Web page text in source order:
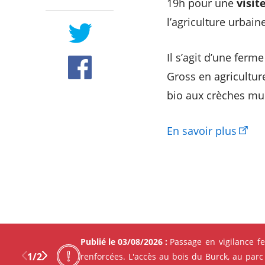
1/2
Publié le 03/08/2026 : Passage en vigilance
renforcées. L'accès au bois du Burck, au
19h pour une
l’agriculture
Il s’agit d’une
Gross en
bio aux crèches
En savoir plus